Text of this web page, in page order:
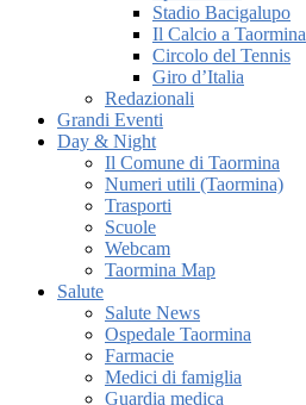
Stadio Bacigalupo
Il Calcio a Taormina
Circolo del Tennis
Giro d’Italia
Redazionali
Grandi Eventi
Day & Night
Il Comune di Taormina
Numeri utili (Taormina)
Trasporti
Scuole
Webcam
Taormina Map
Salute
Salute News
Ospedale Taormina
Farmacie
Medici di famiglia
Guardia medica